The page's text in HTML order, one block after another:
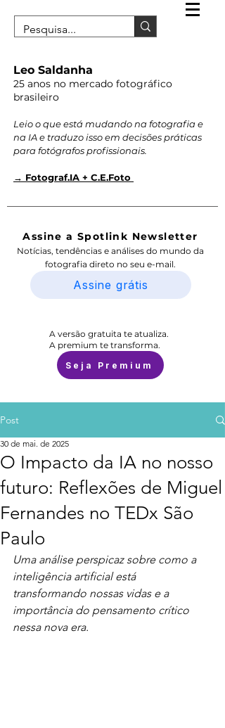
Leo Saldanha
25 anos no mercado fotográfico
brasileiro
Leio o que está mudando na fotografia e
na IA e traduzo isso em decisões práticas
para fotógrafos profissionais.
→ Fotograf.IA + C.E.Foto
Assine a Spotlink Newsletter
Notícias, tendências e análises do mundo da
fotografia direto no seu e-mail.
Assine grátis
A versão gratuita te atualiza.
A premium te transforma.
Seja Premium
Post
O Impacto da IA no nosso
futuro: Reflexões de Miguel
Fernandes no TEDx São
Paulo
30 de mai. de 2025
Uma análise perspicaz sobre como a
inteligência artificial está
transformando nossas vidas e a
importância do pensamento crítico
nessa nova era.